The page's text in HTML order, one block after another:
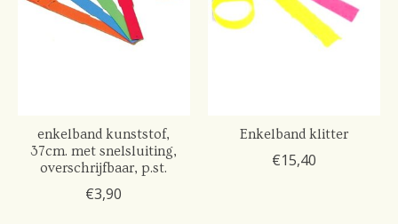
enkelband kunststof,
37cm. met snelsluiting,
overschrijfbaar, p.st.
€3,90
Enkelband klitter
€15,40